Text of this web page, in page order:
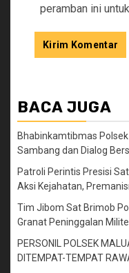
peramban ini
BACA JUGA
Bhabinkamtibmas
Sambang dan Dialog
Patroli Perintis Presisi
Aksi Kejahatan,
Tim Jibom Sat Brimob
Granat Peninggalan
PERSONIL POLSEK
DITEMPAT-TEMPAT